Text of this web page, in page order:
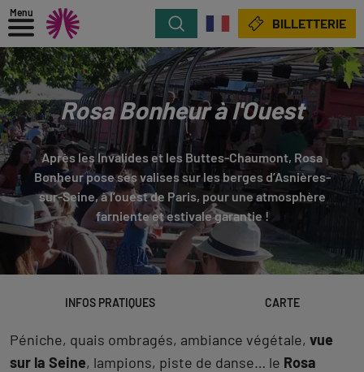
Menu
Rechercher BILLETTERIE
Rosa Bonheur à l'Ouest
Après les Invalides et les Buttes-Chaumont, Rosa
Bonheur pose ses valises sur les berges d’Asnières-
sur-Seine, à l’ouest de Paris, pour une atmosphère
farniente et estivale garantie !
INFOS PRATIQUES CARTE
Péniche, quais ombragés, ambiance végétale, vue
sur la Seine, lampions, piste de danse… le Rosa